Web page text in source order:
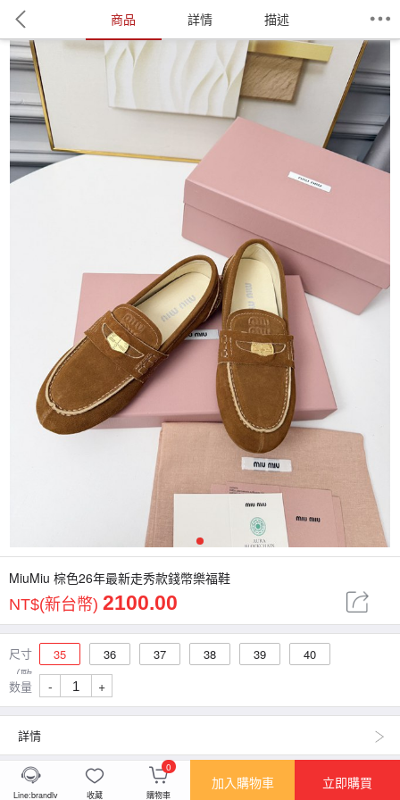
商品 詳情 描述
1
MiuMiu 棕色26年最新走秀款錢幣樂福鞋
NT$(新台幣) 2100.00
尺寸
（歐
碼）
35 36 37 38 39
40
数量
- +
詳情
Line:brandlv 收藏
0
購物車
加入購物車 立即購買